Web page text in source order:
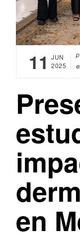
11
JUN
2025
en